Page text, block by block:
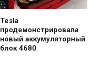
Tesla
продемонстрировала
новый аккумуляторный
блок 4680